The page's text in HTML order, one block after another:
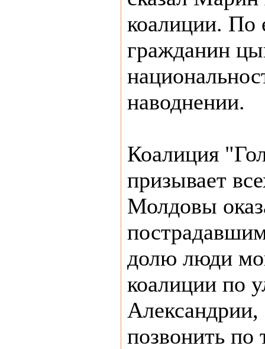
коалиции. По
гражданин
наводнении.
Коалиция
призывает
Молдовы
долю люди
коалиции по
позвонить по